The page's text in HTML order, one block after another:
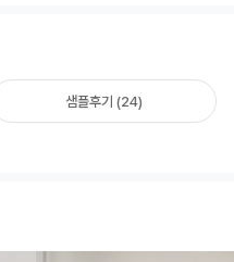
샘플후기 (24)